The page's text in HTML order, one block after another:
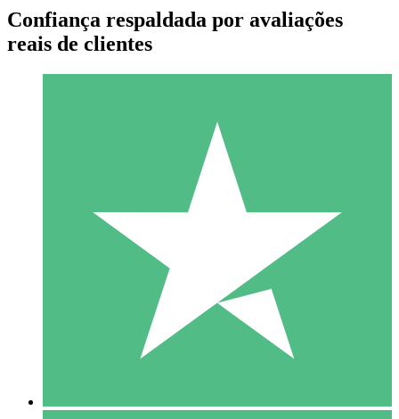
Pacotes de Créditos Individuais
Pague conforme o uso com créditos de download. Sem
1000
Confiança respaldada por avaliações
reais de clientes